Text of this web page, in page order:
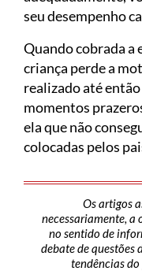
seu desempenho
Quando cobrada a
criança perde a
realizado até
momentos
ela que não
colocadas pelos
Os artigos
necessariamente, a
no sentido de
debate de questões
tendências